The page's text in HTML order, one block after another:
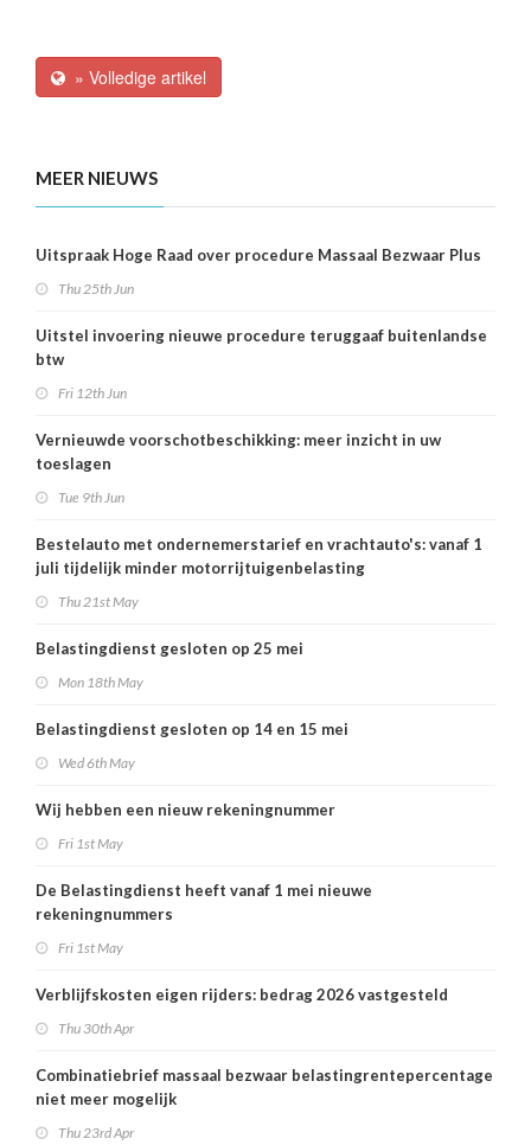
» Volledige artikel
MEER NIEUWS
Uitspraak Hoge Raad over procedure Massaal Bezwaar Plus
Thu 25th Jun
Uitstel invoering nieuwe procedure teruggaaf buitenlandse
btw
Fri 12th Jun
Vernieuwde voorschotbeschikking: meer inzicht in uw
toeslagen
Tue 9th Jun
Bestelauto met ondernemerstarief en vrachtauto's: vanaf 1
juli tijdelijk minder motorrijtuigenbelasting
Thu 21st May
Belastingdienst gesloten op 25 mei
Mon 18th May
Belastingdienst gesloten op 14 en 15 mei
Wed 6th May
Wij hebben een nieuw rekeningnummer
Fri 1st May
De Belastingdienst heeft vanaf 1 mei nieuwe
rekeningnummers
Fri 1st May
Verblijfskosten eigen rijders: bedrag 2026 vastgesteld
Thu 30th Apr
Combinatiebrief massaal bezwaar belastingrentepercentage
niet meer mogelijk
Thu 23rd Apr